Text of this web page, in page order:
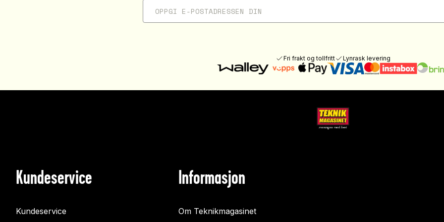
Fri frakt og tollfritt Lynrask levering
Kundeservice
Kundeservice
Informasjon
Om Teknikmagasinet